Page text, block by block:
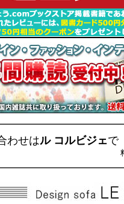
わせはル コルビジェで